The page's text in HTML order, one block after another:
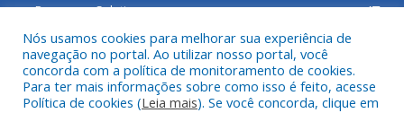
Processos Seletivos (7)
Todos os direitos reservados a Prefeitura Municipal de Cumaru
do Norte.
Nós usamos cookies para melhorar sua experiência de
navegação no portal. Ao utilizar nosso portal, você
concorda com a política de monitoramento de cookies.
Para ter mais informações sobre como isso é feito, acesse
Política de cookies (Leia mais). Se você concorda, clique em